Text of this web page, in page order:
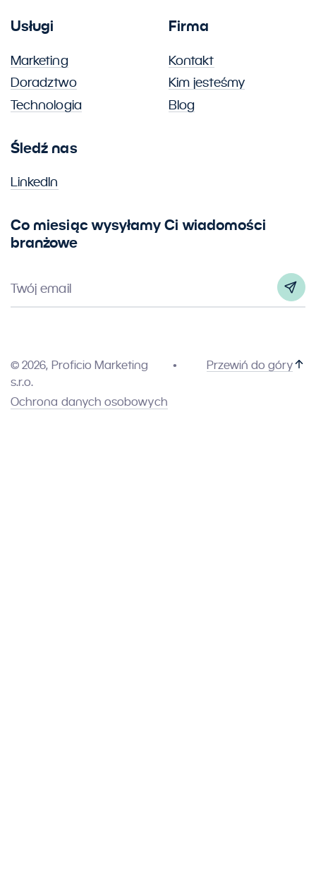
Usługi
Marketing
Doradztwo
Technologia
Firma
Kontakt
Kim jesteśmy
Blog
Śledź nas
LinkedIn
Co miesiąc wysyłamy Ci wiadomości
branżowe
Twój email
© 2026, Proficio Marketing
s.r.o.
Ochrona danych osobowych
Przewiń do góry